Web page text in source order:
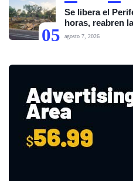
05
Se libera el
horas, reabren
agosto 7, 2026